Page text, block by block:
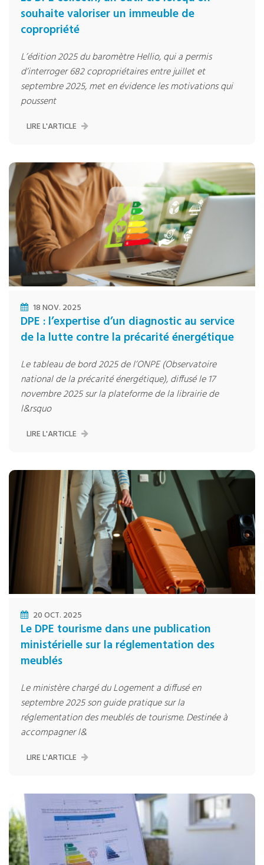
souhaite valoriser un immeuble de
copropriété
L’édition 2025 du baromètre Hellio, qui a permis
d’interroger 682 copropriétaires entre juillet et
septembre 2025, met en évidence les motivations qui
poussent
LIRE L'ARTICLE
18 NOV. 2025
DPE : l’expertise d’un diagnostic au service
de la lutte contre la précarité énergétique
Le tableau de bord 2025 de l’ONPE (Observatoire
national de la précarité énergétique), diffusé le 17
novembre 2025 sur la plateforme de la librairie de
l&rsquo
LIRE L'ARTICLE
20 OCT. 2025
Le DPE tourisme dans une publication
ministérielle sur la réglementation des
meublés
Le ministère chargé du Logement a diffusé en
septembre 2025 son guide pratique sur la
réglementation des meublés de tourisme. Destinée à
accompagner l&
LIRE L'ARTICLE